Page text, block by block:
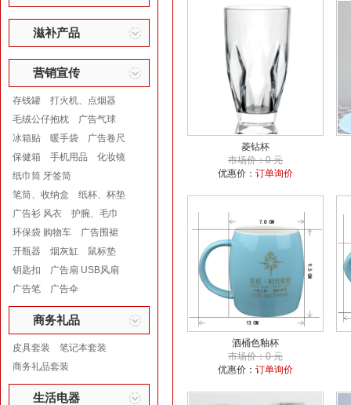
滋补产品
营销宣传
存钱罐
打火机、点烟器
毛绒公仔抱枕
广告气球
冰箱贴
暖手袋
广告卷尺
保健箱
手机用品
化妆镜
纸巾筒 牙签筒
笔筒、收纳盒
纸杯、杯垫
广告衫 风衣
护腕、毛巾
环保袋 购物车
广告围裙
开瓶器
烟灰缸
鼠标垫
钥匙扣
广告扇 USB风扇
广告笔
广告伞
商务礼品
皮具套装
笔记本套装
商务礼品套装
生活电器
菱钻杯
市场价：0 元
优惠价： 订单询价
酒桶色釉杯
市场价：0 元
优惠价： 订单询价